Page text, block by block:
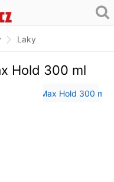
Laky
Hold 300 ml